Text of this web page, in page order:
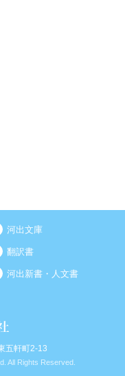
河出文庫
翻訳書
河出新書・人文書
五軒町2-13
All Rights Reserved.